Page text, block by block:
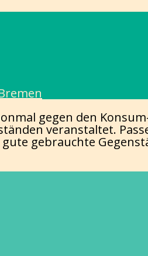
gegen den
veranstaltet.
gebrauchte